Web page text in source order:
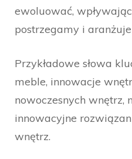
ewoluować,
postrzegamy i
Przykładowe słowa
meble, innowacje
nowoczesnych wnętrz,
innowacyjne
wnętrz.